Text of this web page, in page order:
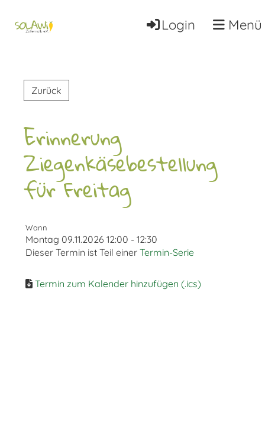
Login Menü
Zurück
Erinnerung
Ziegenkäsebestellung
für Freitag
Wann
Montag 09.11.2026 12:00 - 12:30
Dieser Termin ist Teil einer Termin-Serie
Termin zum Kalender hinzufügen (.ics)